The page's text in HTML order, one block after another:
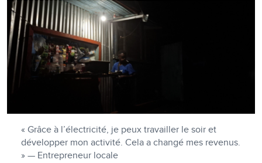
« Grâce à l’électricité, je peux travailler le soir et
développer mon activité. Cela a changé mes revenus.
» — Entrepreneur locale